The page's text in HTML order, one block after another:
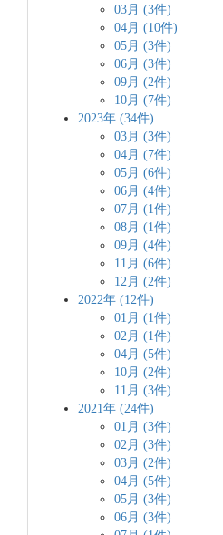
03月 (3件)
04月 (10件)
05月 (3件)
06月 (3件)
09月 (2件)
10月 (7件)
2023年 (34件)
03月 (3件)
04月 (7件)
05月 (6件)
06月 (4件)
07月 (1件)
08月 (1件)
09月 (4件)
11月 (6件)
12月 (2件)
2022年 (12件)
01月 (1件)
02月 (1件)
04月 (5件)
10月 (2件)
11月 (3件)
2021年 (24件)
01月 (3件)
02月 (3件)
03月 (2件)
04月 (5件)
05月 (3件)
06月 (3件)